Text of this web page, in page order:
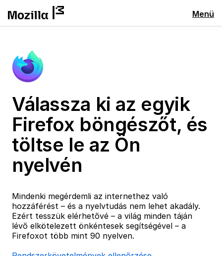
Menü
Válassza ki az egyik
Firefox böngészőt, és
töltse le az Ön
nyelvén
Mindenki megérdemli az internethez való
hozzáférést – és a nyelvtudás nem lehet akadály.
Ezért tesszük elérhetővé – a világ minden táján
lévő elkötelezett önkéntesek segítségével – a
Firefoxot több mint 90 nyelven.